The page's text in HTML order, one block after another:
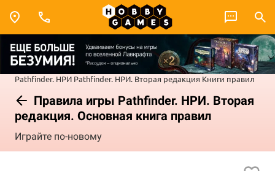
Pathfinder. НРИ Pathfinder. НРИ. Вторая редакция Книги правил
Правила игры Pathfinder. НРИ. Вторая
редакция. Основная книга правил
Играйте по-новому